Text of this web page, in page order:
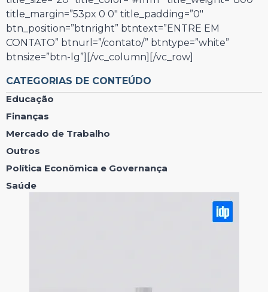
title_margin=”53px 0 0″ title_padding=”0″
btn_position=”btnright” btntext=”ENTRE EM
CONTATO” btnurl=”/contato/” btntype=”white”
btnsize=”btn-lg”][/vc_column][/vc_row]
CATEGORIAS DE CONTEÚDO
Educação
Finanças
Mercado de Trabalho
Outros
Política Econômica e Governança
Saúde